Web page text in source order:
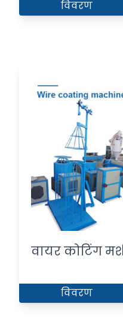
विवरण
वायर कोटिंग
विवरण